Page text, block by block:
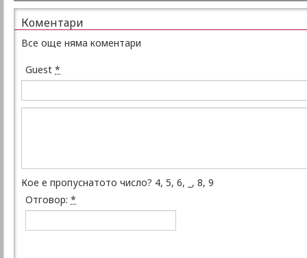
Коментари
Все още няма коментари
Guest *
Кое е пропуснатото число? 4, 5, 6, _, 8, 9
Отговор: *